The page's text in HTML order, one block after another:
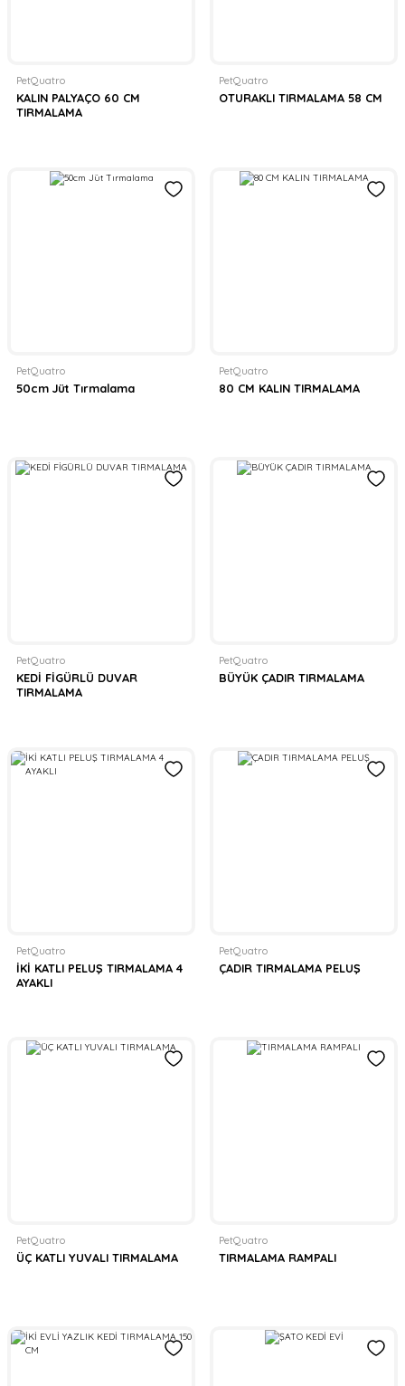
PetQuatro
KALIN PALYAÇO 60 CM
TIRMALAMA
PetQuatro
OTURAKLI TIRMALAMA 58 CM
PetQuatro
50cm Jüt Tırmalama
PetQuatro
80 CM KALIN TIRMALAMA
PetQuatro
KEDİ FİGÜRLÜ DUVAR
TIRMALAMA
PetQuatro
BÜYÜK ÇADIR TIRMALAMA
PetQuatro
İKİ KATLI PELUŞ TIRMALAMA 4
AYAKLI
PetQuatro
ÇADIR TIRMALAMA PELUŞ
PetQuatro
ÜÇ KATLI YUVALI TIRMALAMA
PetQuatro
TIRMALAMA RAMPALI